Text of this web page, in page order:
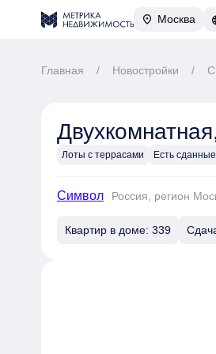
Москва
Главная / Новостройки /
Лоты с террасами Есть
Символ Россия, регион
Квартир в доме: 339